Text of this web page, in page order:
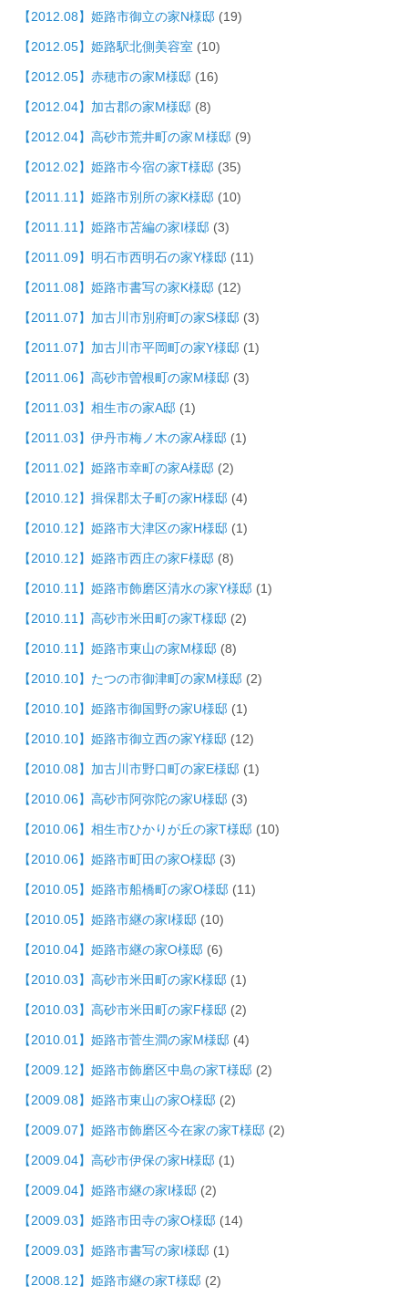
【2012.08】姫路市御立の家N様邸 (19)
【2012.05】姫路駅北側美容室 (10)
【2012.05】赤穂市の家M様邸 (16)
【2012.04】加古郡の家M様邸 (8)
【2012.04】高砂市荒井町の家Ｍ様邸 (9)
【2012.02】姫路市今宿の家T様邸 (35)
【2011.11】姫路市別所の家K様邸 (10)
【2011.11】姫路市苫編の家I様邸 (3)
【2011.09】明石市西明石の家Y様邸 (11)
【2011.08】姫路市書写の家K様邸 (12)
【2011.07】加古川市別府町の家S様邸 (3)
【2011.07】加古川市平岡町の家Y様邸 (1)
【2011.06】高砂市曽根町の家M様邸 (3)
【2011.03】相生市の家A邸 (1)
【2011.03】伊丹市梅ノ木の家A様邸 (1)
【2011.02】姫路市幸町の家A様邸 (2)
【2010.12】揖保郡太子町の家H様邸 (4)
【2010.12】姫路市大津区の家H様邸 (1)
【2010.12】姫路市西庄の家F様邸 (8)
【2010.11】姫路市飾磨区清水の家Y様邸 (1)
【2010.11】高砂市米田町の家T様邸 (2)
【2010.11】姫路市東山の家M様邸 (8)
【2010.10】たつの市御津町の家M様邸 (2)
【2010.10】姫路市御国野の家U様邸 (1)
【2010.10】姫路市御立西の家Y様邸 (12)
【2010.08】加古川市野口町の家E様邸 (1)
【2010.06】高砂市阿弥陀の家U様邸 (3)
【2010.06】相生市ひかりが丘の家T様邸 (10)
【2010.06】姫路市町田の家O様邸 (3)
【2010.05】姫路市船橋町の家O様邸 (11)
【2010.05】姫路市継の家I様邸 (10)
【2010.04】姫路市継の家O様邸 (6)
【2010.03】高砂市米田町の家K様邸 (1)
【2010.03】高砂市米田町の家F様邸 (2)
【2010.01】姫路市菅生澗の家M様邸 (4)
【2009.12】姫路市飾磨区中島の家T様邸 (2)
【2009.08】姫路市東山の家O様邸 (2)
【2009.07】姫路市飾磨区今在家の家T様邸 (2)
【2009.04】高砂市伊保の家H様邸 (1)
【2009.04】姫路市継の家I様邸 (2)
【2009.03】姫路市田寺の家O様邸 (14)
【2009.03】姫路市書写の家I様邸 (1)
【2008.12】姫路市継の家T様邸 (2)